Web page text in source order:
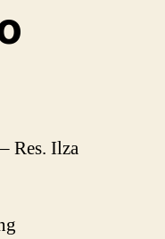
Res. Ilza